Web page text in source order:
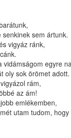
senkinek sem ártunk.
vigyáz ránk,
vidámságom egyre
oly sok örömet adott.
rám,
az ám!
emlékemben,
utam tudom,